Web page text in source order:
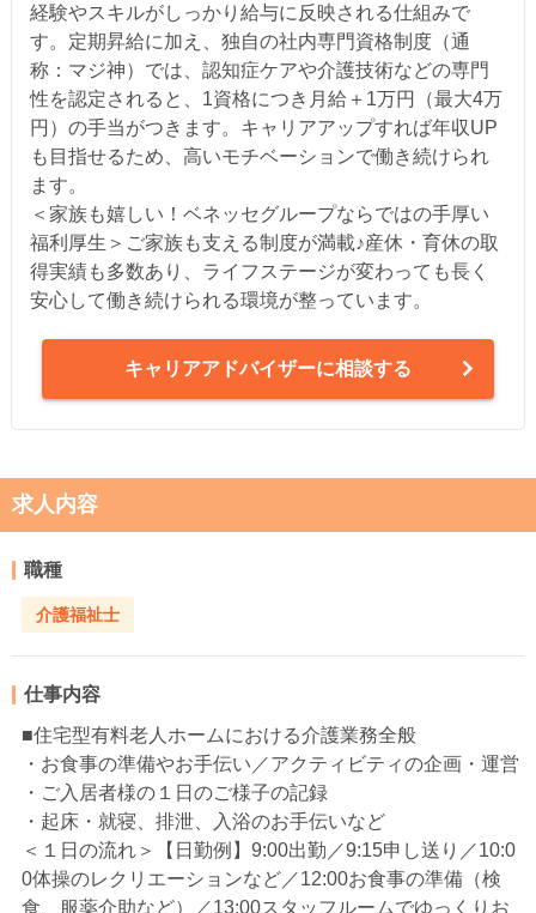
経験やスキルがしっかり給与に反映される仕組みで
す。定期昇給に加え、独自の社内専門資格制度（通
称：マジ神）では、認知症ケアや介護技術などの専門
性を認定されると、1資格につき月給＋1万円（最大4万
円）の手当がつきます。キャリアアップすれば年収UP
も目指せるため、高いモチベーションで働き続けられ
ます。
＜家族も嬉しい！ベネッセグループならではの手厚い
福利厚生＞ご家族も支える制度が満載♪産休・育休の取
得実績も多数あり、ライフステージが変わっても長く
安心して働き続けられる環境が整っています。
キャリアアドバイザーに相談する
求人内容
職種
介護福祉士
仕事内容
■住宅型有料老人ホームにおける介護業務全般
・お食事の準備やお手伝い／アクティビティの企画・運営
・ご入居者様の１日のご様子の記録
・起床・就寝、排泄、入浴のお手伝いなど
＜１日の流れ＞【日勤例】9:00出勤／9:15申し送り／10:0
0体操のレクリエーションなど／12:00お食事の準備（検
食、服薬介助など）／13:00スタッフルームでゆっくりお